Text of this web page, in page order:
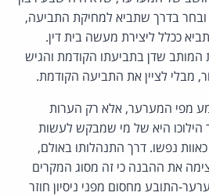
בדרך שתביא למחיקת התביעה,
ככלל ליצירת מעשה בית דין.
שדן בתביעתו הקודמת והגיש
מבלי לציין את התביעה הקודמת.
מפי המערער, אלא רק הערות
היא של מי שמבקש לעשות
נפשו. דרך התנהלותו באולם,
את ההבנה כי זה מסוג המקרים
התובע מחסום מפני ניסיון חוזר